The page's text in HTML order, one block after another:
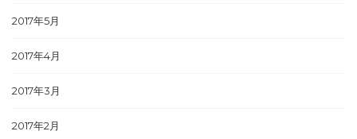
2017年5月
2017年4月
2017年3月
2017年2月